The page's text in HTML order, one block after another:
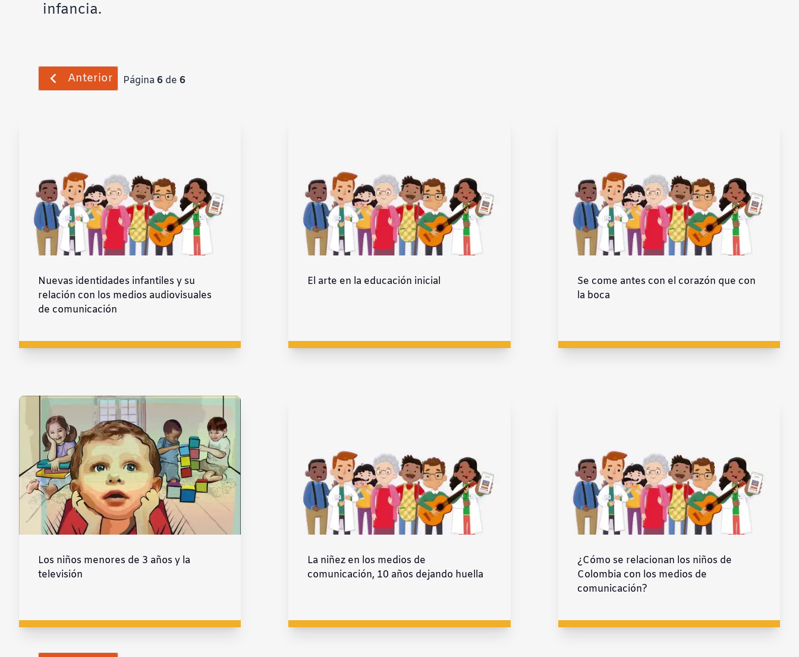
infancia.
Anterior Página6 de 6
Nuevas identidades infantiles y su
relación con los medios audiovisuales
de comunicación
El arte en la educación inicial
Se come antes con el corazón que con
la boca
Los niños menores de 3 años y la
televisión
La niñez en los medios de
comunicación, 10 años dejando huella
¿Cómo se relacionan los niños de
Colombia con los medios de
comunicación?